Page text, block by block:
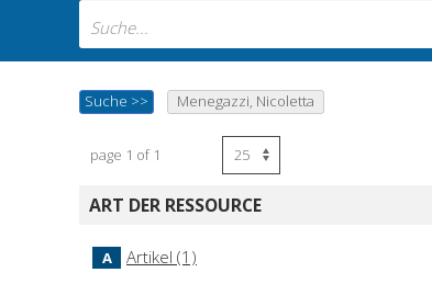
Suche >> Menegazzi, Nicoletta
page 1 of 1
ART DER RESSOURCE
A Artikel (1)